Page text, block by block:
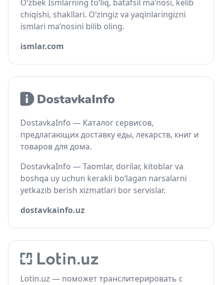
O‘zbek Ismlarning to‘liq, batafsil ma’nosi, kelib
chiqishi, shakllari. O‘zingiz va yaqinlaringizni
ismlari ma’nosini bilib oling.
ismlar.com
DostavkaInfo — Каталог сервисов,
предлагающих доставку еды, лекарств, книг и
товаров для дома.
DostavkaInfo — Taomlar, dorilar, kitoblar va
boshqa uy uchun kerakli bo‘lagan narsalarni
yetkazib berish xizmatlari bor servislar.
dostavkainfo.uz
Lotin.uz — поможет транслитерировать с